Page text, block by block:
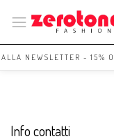
NEWSLETTER -
Info contatti